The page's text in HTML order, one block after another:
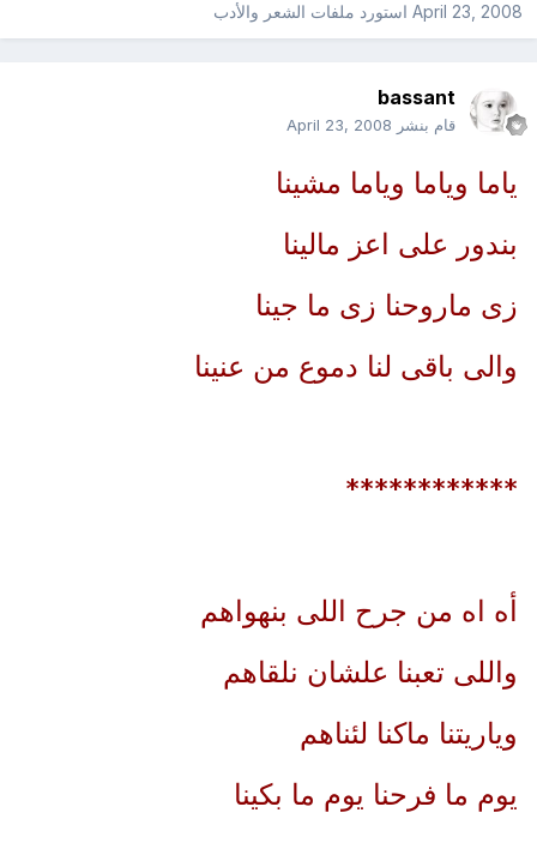
April 23, 2008استورد ملفات الشعر والأدب
bassant
قام بنشر April 23, 2008
ياما وياما وياما مشينا
بندور على اعز مالينا
زى ماروحنا زى ما جينا
والى باقى لنا دموع من عنينا
************
أه اه من جرح اللى بنهواهم
واللى تعبنا علشان نلقاهم
وياريتنا ماكنا لئناهم
يوم ما فرحنا يوم ما بكينا